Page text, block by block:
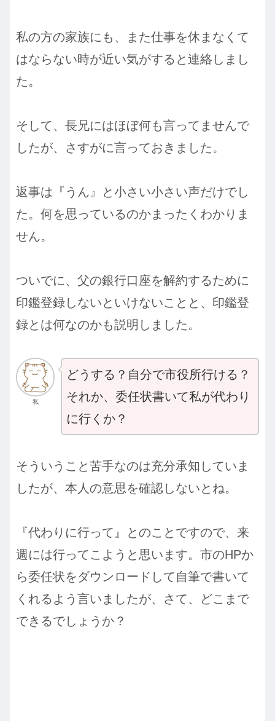
私の方の家族にも、また仕事を休まなくて
はならない時が近い気がすると連絡しまし
た。
そして、長兄にはほぼ何も言ってませんで
したが、さすがに言っておきました。
返事は『うん』と小さい小さい声だけでし
た。何を思っているのかまったくわかりま
せん。
ついでに、父の銀行口座を解約するために
印鑑登録しないといけないことと、印鑑登
録とは何なのかも説明しました。
私
どうする？自分で市役所行ける？
それか、委任状書いて私が代わり
に行くか？
そういうこと苦手なのは充分承知していま
したが、本人の意思を確認しないとね。
『代わりに行って』とのことですので、来
週には行ってこようと思います。市のHPか
ら委任状をダウンロードして自筆で書いて
くれるよう言いましたが、さて、どこまで
できるでしょうか？